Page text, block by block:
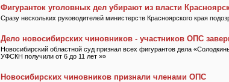
Фигуранток уголовных дел убирают из власти
Сразу нескольких руководителей министерств Красноярского края
Дело новосибирских чиновников - участников ОПС
Новосибирский областной суд признал всех фигурантов дела
УФСКН получили от 6 до 11 лет »»
Новосибирских чиновников признали членами ОПС